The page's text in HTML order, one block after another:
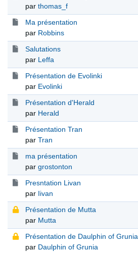
par thomas_f
Ma présentation
par Robbins
Salutations
par Leffa
Présentation de Evolinki
par Evolinki
Présentation d'Herald
par Herald
Présentation Tran
par Tran
ma présentation
par grostonton
Presntation Livan
par Iivan
Présentation de Mutta
par Mutta
Présentation de Daulphin of Grunia
par Daulphin of Grunia